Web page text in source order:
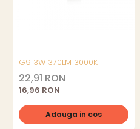
G9 3W 370LM 3000K
22,91 RON
16,96 RON
Adauga in cos